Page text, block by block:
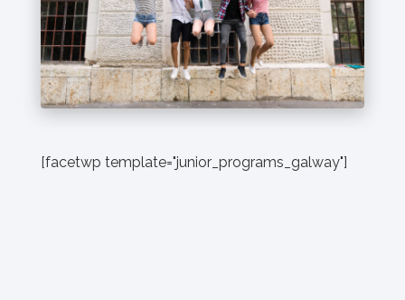
[facetwp template="junior_programs_galway"]